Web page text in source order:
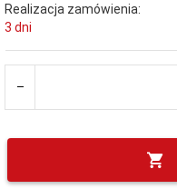
Realizacja zamówienia:
3 dni